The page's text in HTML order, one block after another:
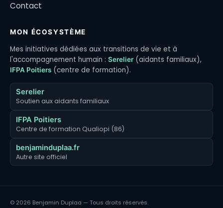
Contact
MON ÉCOSYSTÈME
Mes initiatives dédiées aux transitions de vie et à
l'accompagnement humain : Serelier (aidants familiaux),
IFPA Poitiers (centre de formation).
Serelier
Soutien aux aidants familiaux
IFPA Poitiers
Centre de formation Qualiopi (86)
benjaminduplaa.fr
Autre site officiel
© 2026 Benjamin Duplaa — Tous droits réservés.